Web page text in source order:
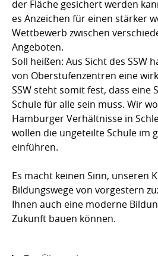
der Fläche gesichert werden
es Anzeichen für einen stärker
Wettbewerb zwischen
Angeboten.
Soll heißen: Aus Sicht des SSW
von Oberstufenzentren eine
SSW steht somit fest, dass eine
Schule für alle sein muss. Wir
Hamburger Verhältnisse in
wollen die ungeteilte Schule im
einführen.
Es macht keinen Sinn, unseren
Bildungswege von vorgestern
Ihnen auch eine moderne
Zukunft bauen können.